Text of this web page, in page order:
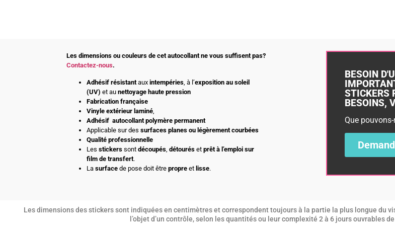
Les dimensions ou couleurs de cet autocollant ne vous suffisent pas?
Contactez-nous.
Adhésif résistant aux intempéries , à l’exposition au soleil
(UV) et au nettoyage haute pression
Fabrication française
Vinyle extérieur laminé
Adhésif autocollant polymère permanent
Applicable sur des surfaces planes ou légèrement courbées
Qualité professionnelle
Les stickers sont découpés détourés et prêt à l’emploi sur
film de transfert.
La surface de pose doit être propre et lisse.
BESOIN
STICKERS
BESOINS,
Que
Les dimensions des stickers sont indiquées en centimètres et correspondent toujours à la partie la plus longue du
l’objet d’un contrôle, selon les quantités ou leur complexité 2 à 6 jours ouvrables